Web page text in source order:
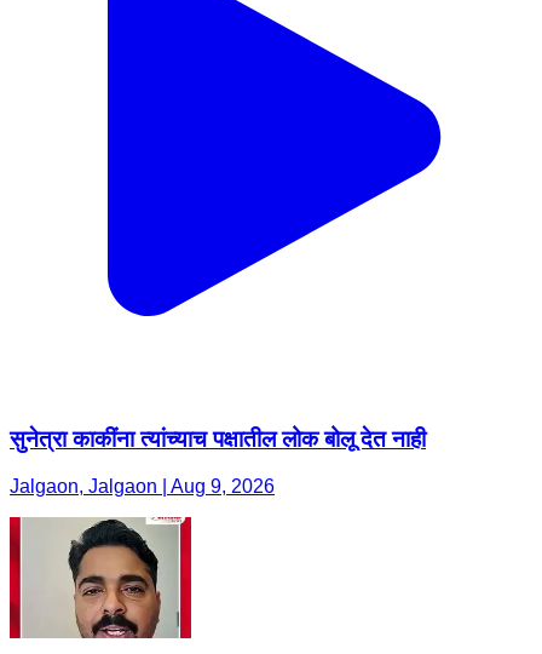
सुनेत्रा काकींना त्यांच्याच पक्षातील लोक बोलू देत नाही
Jalgaon, Jalgaon | Aug 9, 2026